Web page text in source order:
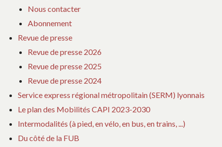
Nous contacter
Abonnement
Revue de presse
Revue de presse 2026
Revue de presse 2025
Revue de presse 2024
Service express régional métropolitain (SERM) lyonnais
Le plan des Mobilités CAPI 2023-2030
Intermodalités (à pied, en vélo, en bus, en trains, ...)
Du côté de la FUB